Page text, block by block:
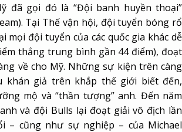
đã gọi đó là “Đội banh huyền thoại”
Tại Thế vận hội, đội tuyển bóng rổ
mọi đội tuyển của các quốc gia khác dễ
thắng trung bình gần 44 điểm), đoạt
về cho Mỹ. Những sự kiện trên càng
khán giả trên khắp thế giới biết đến,
mộ và “thần tượng” anh. Đến năm
và đội Bulls lại đoạt giải vô địch lần
– cũng như sự nghiệp – của Michael